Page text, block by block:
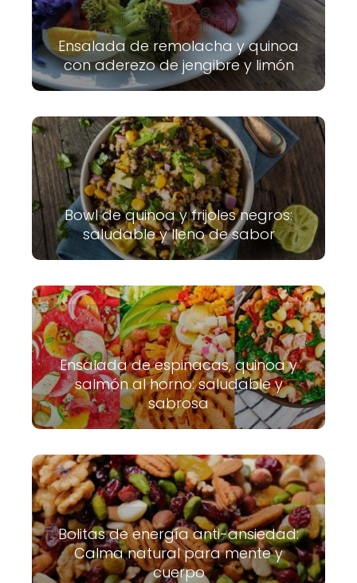
Ensalada de remolacha y quinoa
con aderezo de jengibre y limón
Bowl de quinoa y frijoles negros:
saludable y lleno de sabor
Ensalada de espinacas, quinoa y
salmón al horno: saludable y
sabrosa
Bolitas de energía anti-ansiedad:
Calma natural para mente y
cuerpo